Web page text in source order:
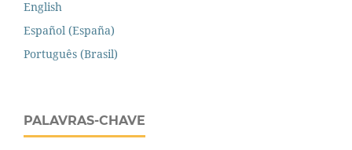
English
Español (España)
Português (Brasil)
PALAVRAS-CHAVE